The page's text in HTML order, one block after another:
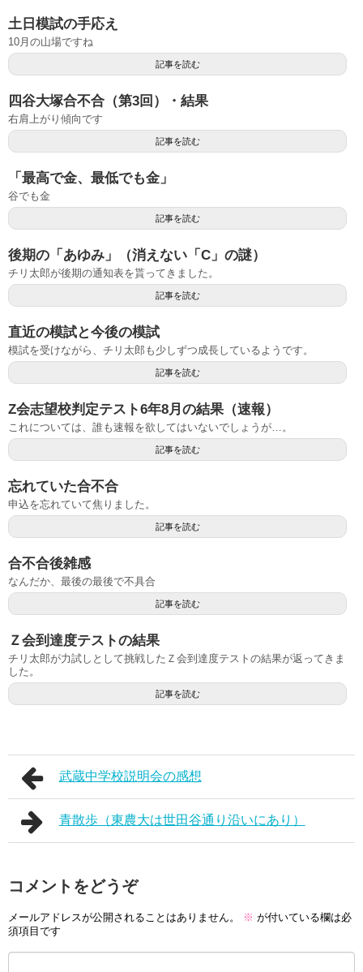
土日模試の手応え
10月の山場ですね
記事を読む
四谷大塚合不合（第3回）・結果
右肩上がり傾向です
記事を読む
「最高で金、最低でも金」
谷でも金
記事を読む
後期の「あゆみ」（消えない「C」の謎）
チリ太郎が後期の通知表を貰ってきました。
記事を読む
直近の模試と今後の模試
模試を受けながら、チリ太郎も少しずつ成長しているようです。
記事を読む
Z会志望校判定テスト6年8月の結果（速報）
これについては、誰も速報を欲してはいないでしょうが…。
記事を読む
忘れていた合不合
申込を忘れていて焦りました。
記事を読む
合不合後雑感
なんだか、最後の最後で不具合
記事を読む
Ｚ会到達度テストの結果
チリ太郎が力試しとして挑戦したＺ会到達度テストの結果が返ってきま
した。
記事を読む
武蔵中学校説明会の感想
青散歩（東農大は世田谷通り沿いにあり）
コメントをどうぞ
メールアドレスが公開されることはありません。 ※ が付いている欄は必
須項目です